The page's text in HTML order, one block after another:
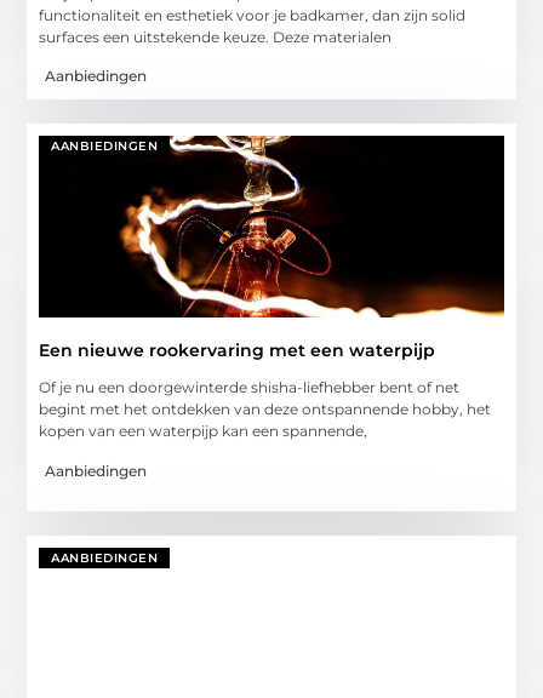
functionaliteit en esthetiek voor je badkamer, dan zijn solid
surfaces een uitstekende keuze. Deze materialen
Aanbiedingen
AANBIEDINGEN
Een nieuwe rookervaring met een waterpijp
Of je nu een doorgewinterde shisha-liefhebber bent of net
begint met het ontdekken van deze ontspannende hobby, het
kopen van een waterpijp kan een spannende,
Aanbiedingen
AANBIEDINGEN